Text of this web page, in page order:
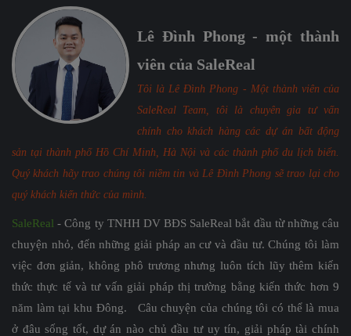
Lê Đình Phong - một thành
viên của SaleReal
Tôi là Lê Đình Phong - Một thành viên của
SaleReal Team, tôi là chuyên gia tư vấn
chính cho khách hàng các dự án bất động
sản tại thành phố Hồ Chí Minh, Hà Nội và các thành phố du lịch biển.
Quý khách hãy trao chúng tôi niềm tin và Lê Đình Phong sẽ trao lại cho
quý khách kiến thức của mình.
SaleReal - Công ty TNHH DV BĐS SaleReal bắt đầu từ những câu
chuyện nhỏ, đến những giải pháp an cư và đầu tư. Chúng tôi làm
việc đơn giản, không phô trương nhưng luôn tích lũy thêm kiến
thức thực tế và tư vấn giải pháp thị trường bằng kiến thức hơn 9
năm làm tại khu Đông. Câu chuyện của chúng tôi có thể là mua
ở đâu sống tốt, dự án nào chủ đầu tư uy tín, giải pháp tài chính